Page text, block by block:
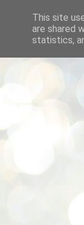
This site
are shared
statistics,